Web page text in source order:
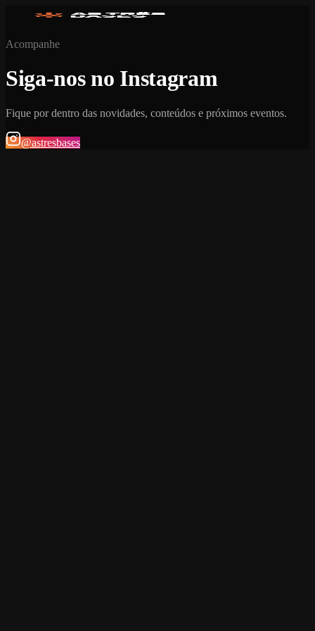
Acompanhe
Siga-nos no Instagram
Fique por dentro das novidades, conteúdos e próximos eventos.
@astresbases